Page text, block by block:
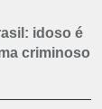
idoso é
criminoso